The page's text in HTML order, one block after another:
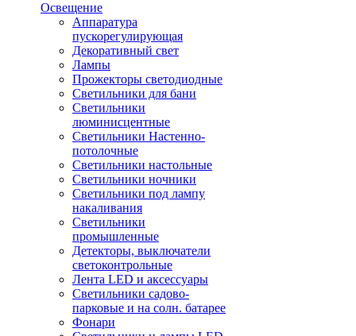
Освещение
Аппаратура
пускорегулирующая
Декоративный свет
Лампы
Прожекторы светодиодные
Светильники для бани
Светильники
люминисцентные
Светильники Настенно-
потолочные
Светильники настольные
Светильники ночники
Светильники под лампу
накаливания
Светильники
промышленные
Детекторы, выключатели
светоконтрольные
Лента LED и аксессуары
Светильники садово-
парковые и на солн. батарее
Фонари